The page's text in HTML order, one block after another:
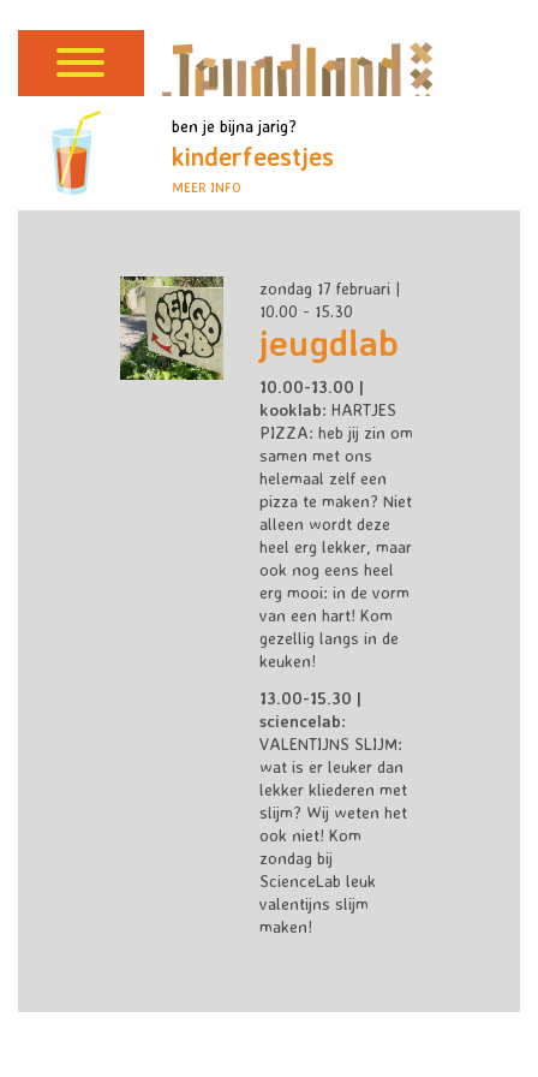
ben je bijna jarig?
kinderfeestjes
MEER INFO
zondag 17 februari |
10.00 - 15.30
jeugdlab
10.00-13.00 |
kooklab: HARTJES
PIZZA: heb jij zin om
samen met ons
helemaal zelf een
pizza te maken? Niet
alleen wordt deze
heel erg lekker, maar
ook nog eens heel
erg mooi: in de vorm
van een hart! Kom
gezellig langs in de
keuken!
13.00-15.30 |
sciencelab:
VALENTIJNS SLIJM:
wat is er leuker dan
lekker kliederen met
slijm? Wij weten het
ook niet! Kom
zondag bij
ScienceLab leuk
valentijns slijm
maken!